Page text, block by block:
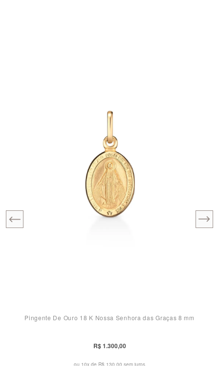
Pingente De Ouro 18 K Nossa Senhora das Graças 8 mm
R$ 1.300,00
ou 10x de R$ 130,00 sem juros